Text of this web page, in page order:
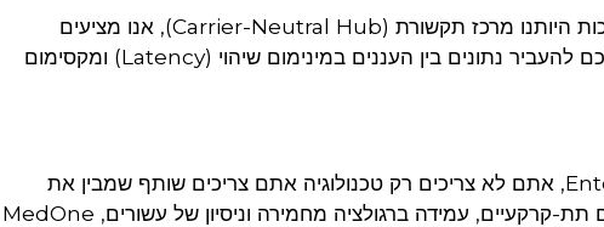
. בזכות היותנו מרכז תקשורת (Carrier-Neutral Hub), אנו מציעים
חיבורים ישירים (Direct Connect) המאפשרים לכם להעביר נתונים בין העננים במינימום שיהוי (Latency) ומקסימום
כשמדובר בענן לארגוני Enterprise, אתם לא צריכים רק טכנולוגיה אתם צריכים שותף שמבין את
המורכבות של המדינה שלנו. עם השילוב בין מתקנים תת-קרקעיים, עמידה ברגולציה מחמירה וניסיון של עשורים, MedOne